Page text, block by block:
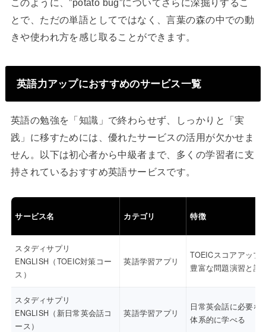
このように、”potato bug”についてさらに深掘りするこ
とで、ただの単語としてではなく、言葉の森の中での動
きや使われ方を感じ取ることができます。
英語力アップにおすすめのサービス一覧
英語の勉強を「知識」で終わらせず、しっかりと「実
践」に移すためには、優れたサービスの活用が欠かせま
せん。以下は初心者から中級者まで、多くの学習者に支
持されているおすすめ英語サービスです。
サービス名 カテゴリ 特徴
スタディサプリ
ENGLISH（TOEIC対策コー
ス）
英語学習アプリ
TOEICスコアアップ
豊富な問題演習と講
スタディサプリ
ENGLISH（新日常英会話コ
ース）
英語学習アプリ
日常英会話に必要な
体系的に学べる